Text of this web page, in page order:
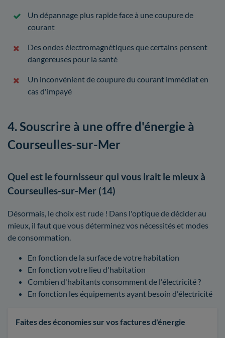
Un dépannage plus rapide face à une coupure de
courant
Des ondes électromagnétiques que certains pensent
dangereuses pour la santé
Un inconvénient de coupure du courant immédiat en
cas d'impayé
4. Souscrire à une offre d'énergie à
Courseulles-sur-Mer
Quel est le fournisseur qui vous irait le mieux à
Courseulles-sur-Mer (14)
Désormais, le choix est rude ! Dans l'optique de décider au
mieux, il faut que vous déterminez vos nécessités et modes
de consommation.
En fonction de la surface de votre habitation
En fonction votre lieu d'habitation
Combien d'habitants consomment de l'électricité ?
En fonction les équipements ayant besoin d'électricité
Faites des économies sur vos factures d'énergie